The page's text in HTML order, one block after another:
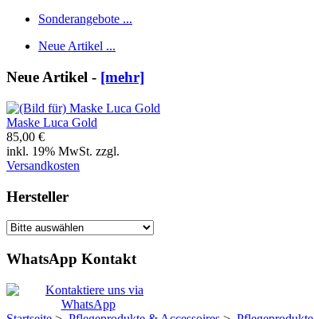
Sonderangebote ...
Neue Artikel ...
Neue Artikel - [mehr]
Maske Luca Gold
85,00 €
inkl. 19% MwSt. zzgl.
Versandkosten
Hersteller
WhatsApp Kontakt